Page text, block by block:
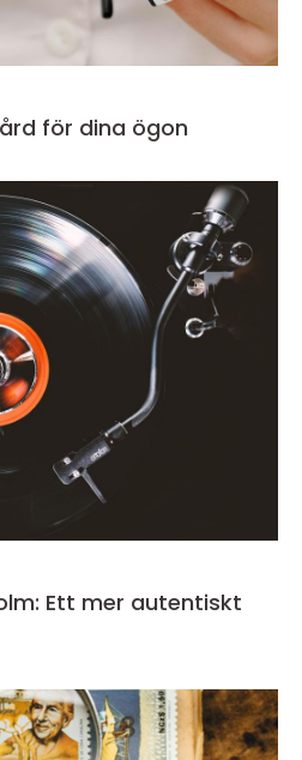
för dina ögon
Ett mer autentiskt